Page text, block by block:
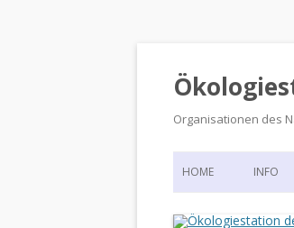
Organisationen des
HOME INFO